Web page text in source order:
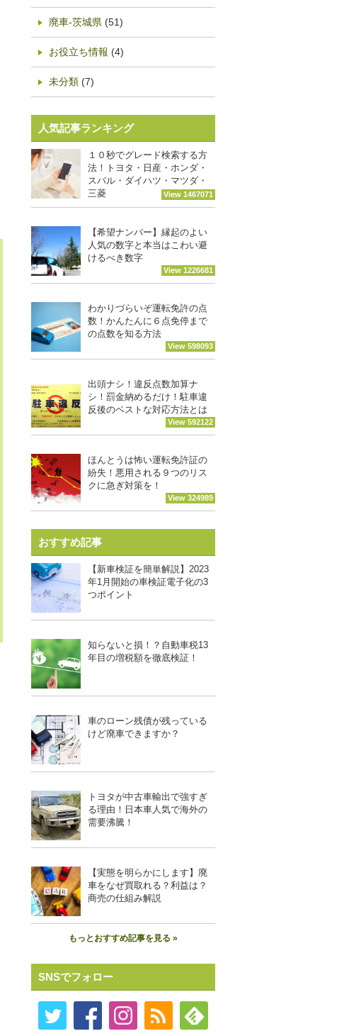
廃車-茨城県 (51)
お役立ち情報 (4)
未分類 (7)
人気記事ランキング
１０秒でグレード検索する方
法！トヨタ・日産・ホンダ・
スバル・ダイハツ・マツダ・
三菱
View 1467071
【希望ナンバー】縁起のよい
人気の数字と本当はこわい避
けるべき数字
View 1226681
わかりづらいぞ運転免許の点
数！かんたんに６点免停まで
の点数を知る方法
View 598093
出頭ナシ！違反点数加算ナ
シ！罰金納めるだけ！駐車違
反後のベストな対応方法とは
View 592122
ほんとうは怖い運転免許証の
紛失！悪用される９つのリス
クに急ぎ対策を！
View 324989
おすすめ記事
【新車検証を簡単解説】2023
年1月開始の車検証電子化の3
つポイント
知らないと損！？自動車税13
年目の増税額を徹底検証！
車のローン残債が残っている
けど廃車できますか？
トヨタが中古車輸出で強すぎ
る理由！日本車人気で海外の
需要沸騰！
【実態を明らかにします】廃
車をなぜ買取れる？利益は？
商売の仕組み解説
もっとおすすめ記事を見る »
SNSでフォロー